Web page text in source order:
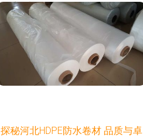
更新时间：2026-08-06 22:21:46
探秘河北HDPE防水卷材 品质与卓